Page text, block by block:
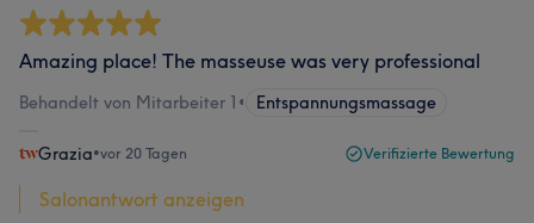
Amazing place! The masseuse was very professional
Behandelt von Mitarbeiter 1 • Entspannungsmassage
Grazia•vor 20 Tagen Verifizierte Bewertung
Salonantwort anzeigen